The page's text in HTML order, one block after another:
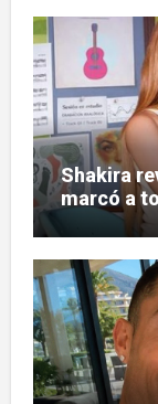
Shakira
marcó a